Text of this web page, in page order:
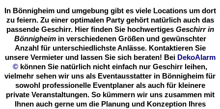
In Bönnigheim und umgebung gibt es viele Locations um dort
zu feiern. Zu einer optimalen Party gehört natürlich auch das
passende Geschirr. Hier finden Sie hochwertiges Geschirr in
Bönnigheimin verschiedenen Größen und gewünschter
Anzahl für unterschiedlichste Anlässe. Kontaktieren Sie
unsere Vermieter und lassen Sie sich beraten! Bei DekoAlarm
© können Sie natürlich nicht einfach nur Geschirr leihen,
vielmehr sehen wir uns als Eventausstatter in Bönnigheim für
sowohl professionelle Eventplaner als auch für kleinere
private Veranstaltungen. So kümmern wir uns zusammen mit
Ihnen auch gerne um die Planung und Konzeption Ihres